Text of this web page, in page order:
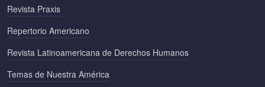
Revista Praxis
Repertorio Americano
Revista Latinoamericana de Derechos Humanos
Temas de Nuestra América